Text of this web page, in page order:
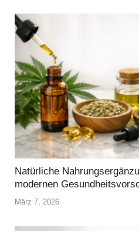
Natürliche
modernen
März 7, 2026